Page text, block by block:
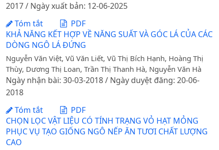
2017 / Ngày xuất bản: 12-06-2025
Tóm tắt
PDF
KHẢ NĂNG KẾT HỢP VỀ NĂNG SUẤT VÀ GÓC LÁ CỦA CÁC
DÒNG NGÔ LÁ ĐỨNG
Nguyễn Văn Việt, Vũ Văn Liết, Vũ Thị Bích Hạnh, Hoàng Thị
Thùy, Dương Thị Loan, Trần Thị Thanh Hà, Nguyễn Văn Hà
Ngày nhận bài: 30-03-2018 / Ngày duyệt đăng: 20-06-
2018
Tóm tắt
PDF
CHỌN LỌC VẬT LIỆU CÓ TÍNH TRẠNG VỎ HẠT MỎNG
PHỤC VỤ TẠO GIỐNG NGÔ NẾP ĂN TƯƠI CHẤT LƯỢNG
CAO